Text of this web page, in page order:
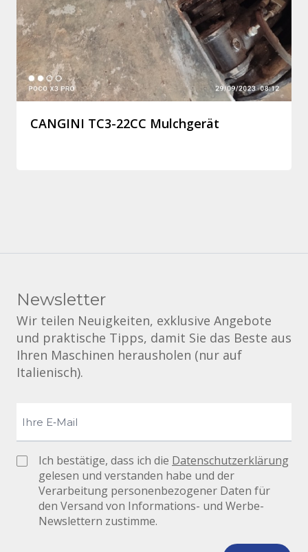
CANGINI TC3-22CC Mulchgerät
Newsletter
Wir teilen Neuigkeiten, exklusive Angebote
und praktische Tipps, damit Sie das Beste aus
Ihren Maschinen herausholen (nur auf
Italienisch).
Ich bestätige, dass ich die Datenschutzerklärung
gelesen und verstanden habe und der
Verarbeitung personenbezogener Daten für
den Versand von Informations- und Werbe-
Newslettern zustimme.